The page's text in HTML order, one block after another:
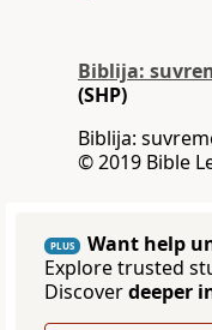
Biblija:
(SHP)
Biblija:
© 2019 Bible
PLUS
Want help
Explore trusted
Discoverdeeper